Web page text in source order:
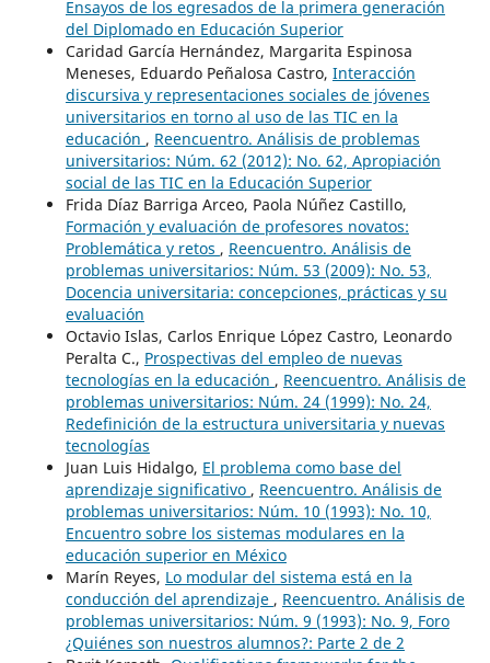
Ensayos de los egresados de la primera generación
del Diplomado en Educación Superior
Caridad García Hernández, Margarita Espinosa
Meneses, Eduardo Peñalosa Castro, Interacción
discursiva y representaciones sociales de jóvenes
universitarios en torno al uso de las TIC en la
educación , Reencuentro. Análisis de problemas
universitarios: Núm. 62 (2012): No. 62, Apropiación
social de las TIC en la Educación Superior
Frida Díaz Barriga Arceo, Paola Núñez Castillo,
Formación y evaluación de profesores novatos:
Problemática y retos , Reencuentro. Análisis de
problemas universitarios: Núm. 53 (2009): No. 53,
Docencia universitaria: concepciones, prácticas y su
evaluación
Octavio Islas, Carlos Enrique López Castro, Leonardo
Peralta C., Prospectivas del empleo de nuevas
tecnologías en la educación , Reencuentro. Análisis de
problemas universitarios: Núm. 24 (1999): No. 24,
Redefinición de la estructura universitaria y nuevas
tecnologías
Juan Luis Hidalgo, El problema como base del
aprendizaje significativo , Reencuentro. Análisis de
problemas universitarios: Núm. 10 (1993): No. 10,
Encuentro sobre los sistemas modulares en la
educación superior en México
Marín Reyes, Lo modular del sistema está en la
conducción del aprendizaje , Reencuentro. Análisis de
problemas universitarios: Núm. 9 (1993): No. 9, Foro
¿Quiénes son nuestros alumnos?: Parte 2 de 2